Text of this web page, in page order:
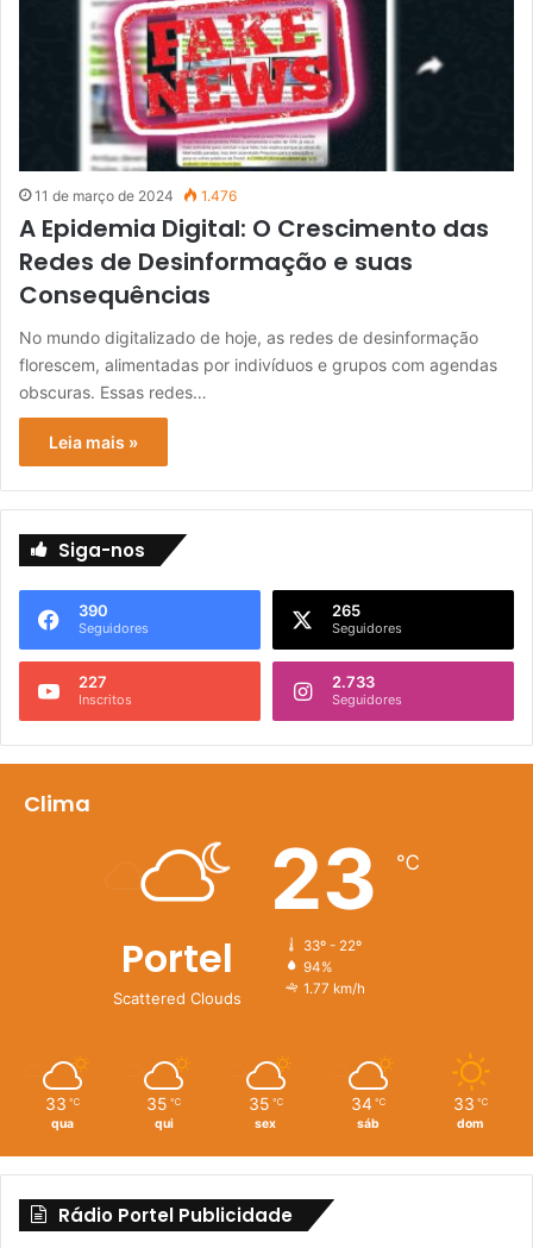
11 de março de 2024 1.476
A Epidemia Digital: O Crescimento das
Redes de Desinformação e suas
Consequências
No mundo digitalizado de hoje, as redes de desinformação
florescem, alimentadas por indivíduos e grupos com agendas
obscuras. Essas redes…
Leia mais »
Siga-nos
390
Seguidores
265
Seguidores
227
Inscritos
2.733
Seguidores
Clima
Portel
Scattered Clouds
23 ℃
33º - 22º
94%
1.77 km/h
33 ℃
qua
35 ℃
qui
35 ℃
sex
34 ℃
sáb
33 ℃
dom
Rádio Portel Publicidade